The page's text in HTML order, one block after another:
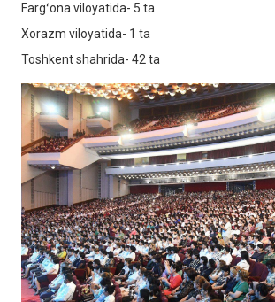
Fargʻona viloyatida- 5 ta
Xorazm viloyatida- 1 ta
Toshkent shahrida- 42 ta